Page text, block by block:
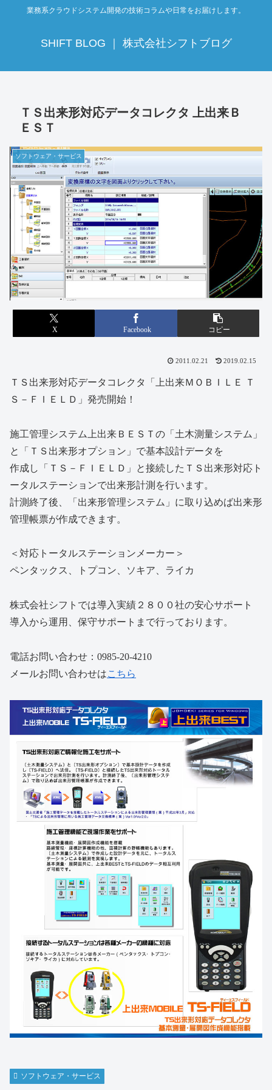
業務系クラウドシステム開発の技術コラムや日常をお届けします。
SHIFT BLOG ｜ 株式会社シフトブログ
ＴＳ出来形対応データコレクタ 上出来Ｂ
ＥＳＴ
ソフトウェア・サービス
X Facebook コピー
2011.02.21 2019.02.15
ＴＳ出来形対応データコレクタ「上出来ＭＯＢＩＬＥ Ｔ
Ｓ－ＦＩＥＬＤ」発売開始！
施工管理システム上出来ＢＥＳＴの「土木測量システム」
と「ＴＳ出来形オプション」で基本設計データを
作成し「ＴＳ－ＦＩＥＬＤ」と接続したＴＳ出来形対応ト
ータルステーションで出来形計測を行います。
計測終了後、「出来形管理システム」に取り込めば出来形
管理帳票が作成できます。
＜対応トータルステーションメーカー＞
ペンタックス、トプコン、ソキア、ライカ
株式会社シフトでは導入実績２８００社の安心サポート
導入から運用、保守サポートまで行っております。
電話お問い合わせ：0985-20-4210
メールお問い合わせはこちら
ソフトウェア・サービス